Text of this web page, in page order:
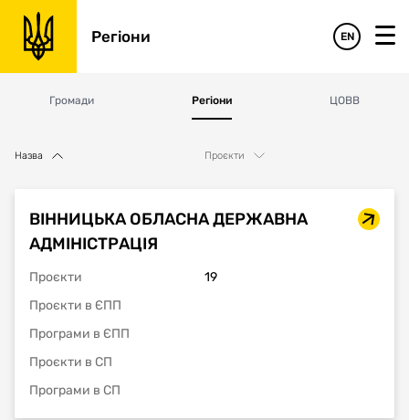
Регіони EN
Громади Регіони ЦОВВ
Назва Проєкти
ВІННИЦЬКА ОБЛАСНА ДЕРЖАВНА
АДМІНІСТРАЦІЯ
Проєкти
19
Проєкти в ЄПП
Програми в ЄПП
Проєкти в СП
Програми в СП